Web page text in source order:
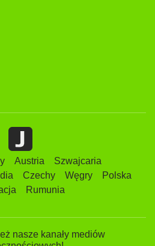
Austria
Szwajcaria
Czechy Węgry
Polska
Rumunia
nasze kanały mediów